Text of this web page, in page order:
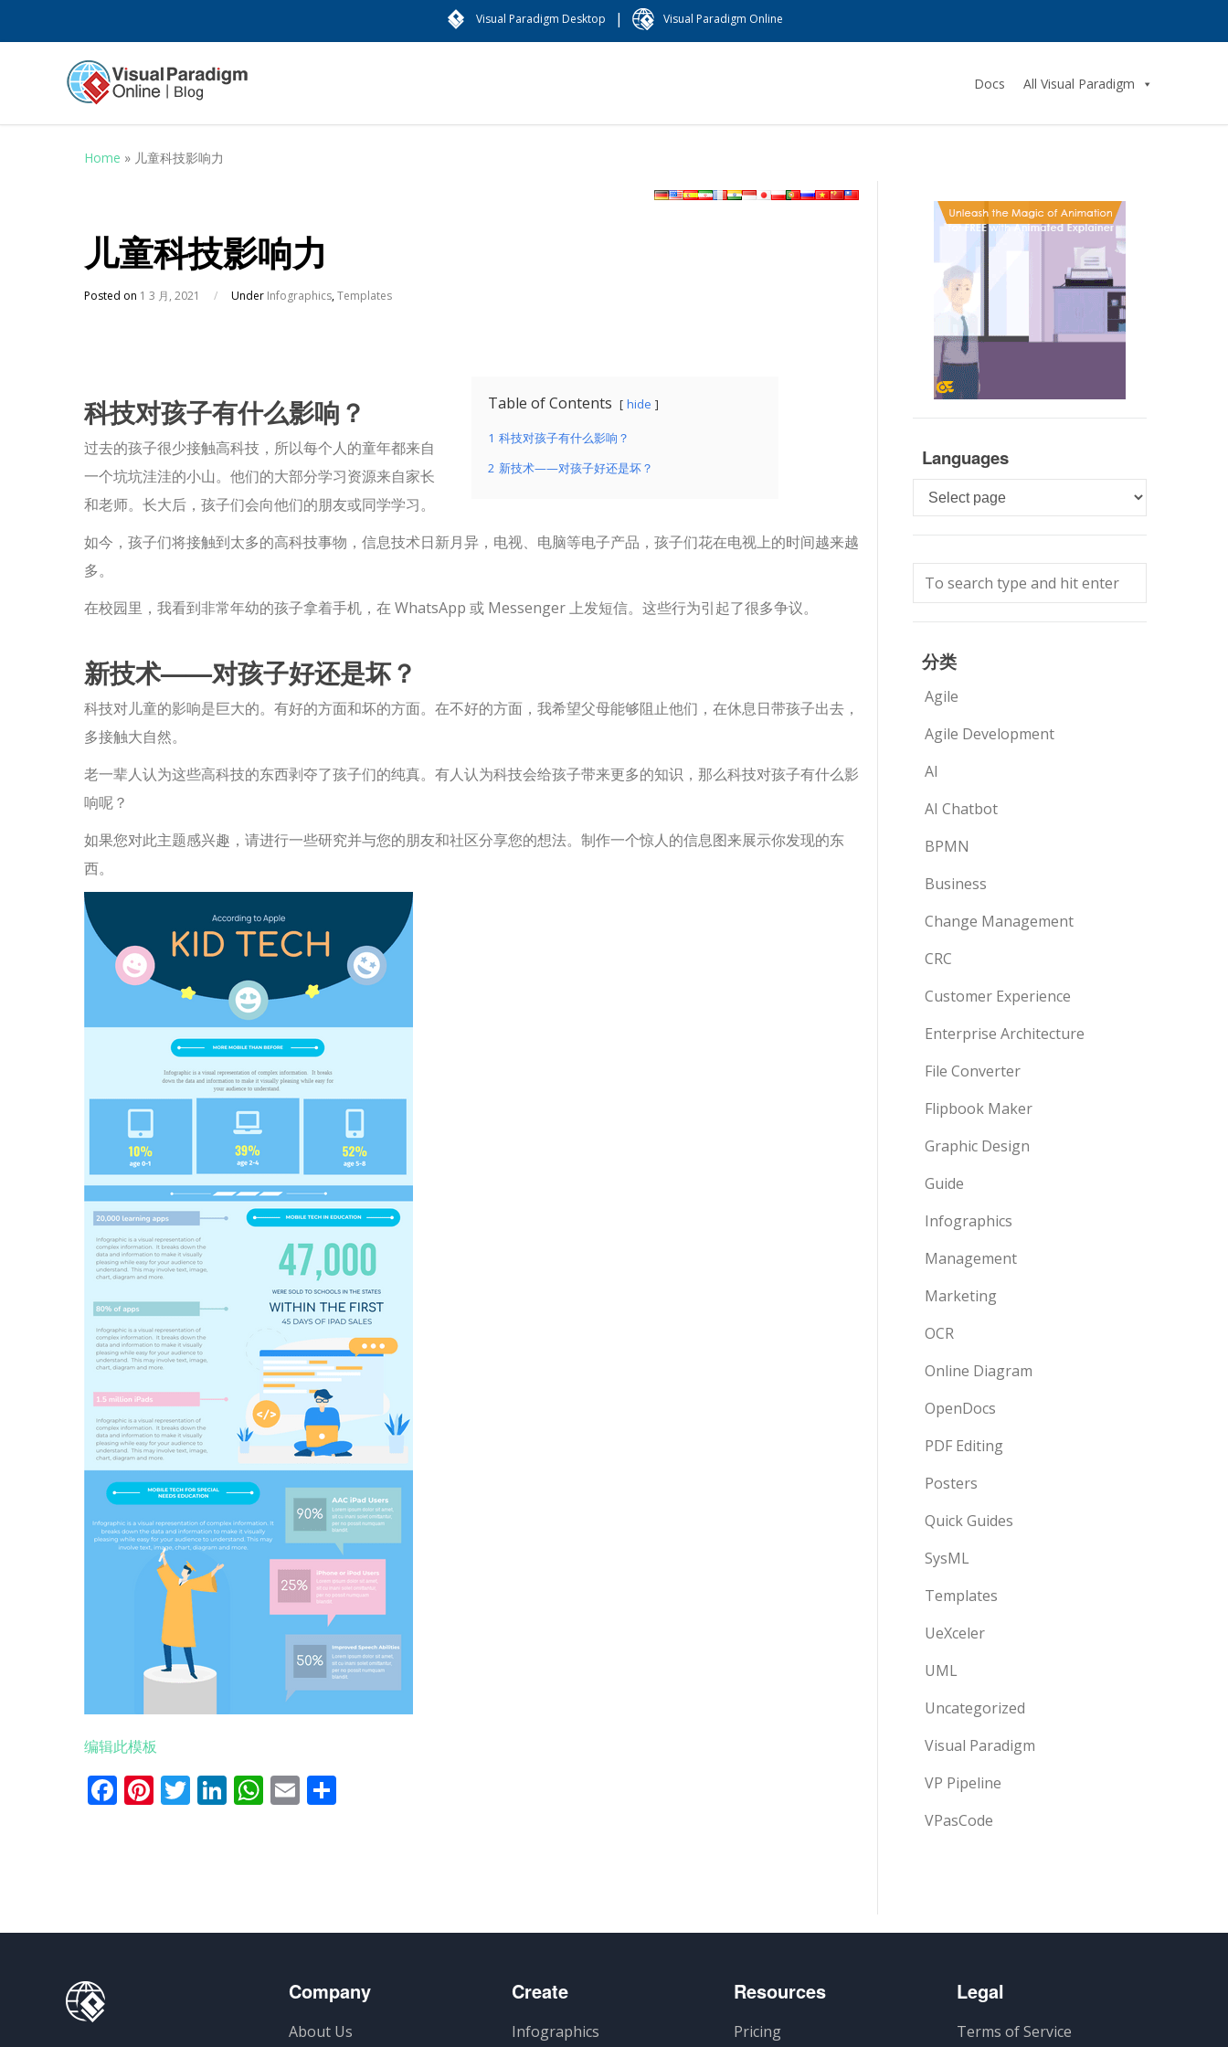
Visual Paradigm Desktop | Visual Paradigm Online
Docs All Visual Paradigm
Home » 儿童科技影响力
儿童科技影响力
Posted on 1 3 月, 2021 / Under Infographics,Templates
Table of Contents hide
1 科技对孩子有什么影响？
2 新技术——对孩子好还是坏？
科技对孩子有什么影响？
过去的孩子很少接触高科技，所以每个人的童年都来自
一个坑坑洼洼的小山。他们的大部分学习资源来自家长
和老师。长大后，孩子们会向他们的朋友或同学学习。
如今，孩子们将接触到太多的高科技事物，信息技术日新月异，电视、电脑等电子产品，孩子们花在电视上的时间越来越
多。
在校园里，我看到非常年幼的孩子拿着手机，在 WhatsApp 或 Messenger 上发短信。这些行为引起了很多争议。
新技术——对孩子好还是坏？
科技对儿童的影响是巨大的。有好的方面和坏的方面。在不好的方面，我希望父母能够阻止他们，在休息日带孩子出去，
多接触大自然。
老一辈人认为这些高科技的东西剥夺了孩子们的纯真。有人认为科技会给孩子带来更多的知识，那么科技对孩子有什么影
响呢？
如果您对此主题感兴趣，请进行一些研究并与您的朋友和社区分享您的想法。制作一个惊人的信息图来展示你发现的东
西。
编辑此模板
Facebook
Pinterest
Twitter
LinkedIn
WhatsApp
Email
Languages
Languages
分类
Agile
Agile Development
AI
AI Chatbot
BPMN
Business
Change Management
CRC
Customer Experience
Enterprise Architecture
File Converter
Flipbook Maker
Graphic Design
Guide
Infographics
Management
Marketing
OCR
Online Diagram
OpenDocs
PDF Editing
Posters
Quick Guides
SysML
Templates
UeXceler
UML
Uncategorized
Visual Paradigm
VP Pipeline
VPasCode
Company
About Us
Create
Infographics
Resources
Pricing
Legal
Terms of Service